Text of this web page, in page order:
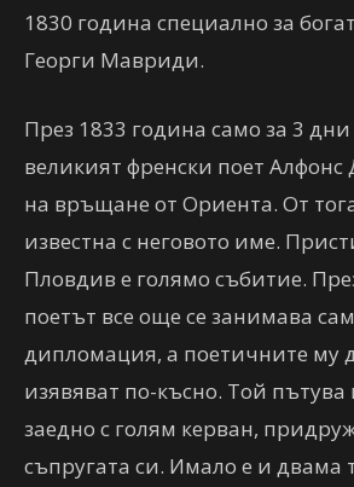
1830 година специално за
Георги Мавриди.
През 1833 година само за 3 дни
великият френски поет
на връщане от Ориента. От
известна с неговото име.
Пловдив е голямо събитие.
поетът все още се занимава
дипломация, а поетичните му
изявяват по-късно. Той
заедно с голям керван,
съпругата си. Имало е и двама